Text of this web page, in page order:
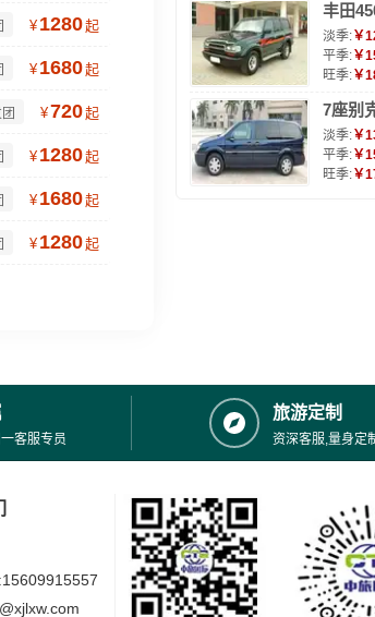
¥ 1280起
¥ 1680起
¥720起
¥ 1280起
¥ 1680起
¥ 1280起
丰田
淡季:￥
平季:￥
旺季:￥
7座别
淡季:￥
平季:￥
旺季:￥
客服专员
旅游定制
资深客服,量身定